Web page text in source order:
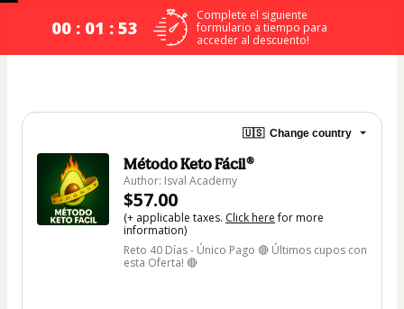
00 : 01 : 53
Complete el siguiente
formulario a tiempo para
acceder al descuento!
🇺🇸 Change country
Método Keto Fácil®
Author: Isval Academy
$57.00
(+ applicable taxes. Click herefor more
information)
Reto 40 Días - Único Pago 🔴 Últimos cupos con
esta Oferta! 🔴